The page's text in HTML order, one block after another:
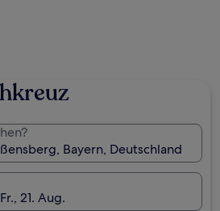
Bayern, Deutschland
21. Aug.